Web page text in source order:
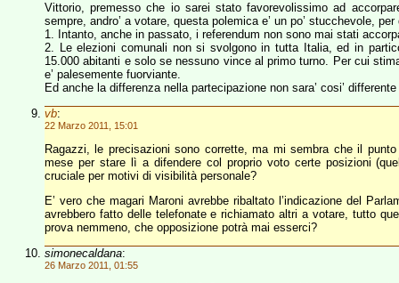
Vittorio, premesso che io sarei stato favorevolissimo ad
sempre, andro’ a votare, questa polemica e’ un po’ stucchevole,
1. Intanto, anche in passato, i referendum non sono mai stati
2. Le elezioni comunali non si svolgono in tutta Italia, ed in
15.000 abitanti e solo se nessuno vince al primo turno. Per cui
e’ palesemente fuorviante.
Ed anche la differenza nella partecipazione non sara’ cosi’
vb:
22 Marzo 2011, 15:01
Ragazzi, le precisazioni sono corrette, ma mi sembra che il
mese per stare lì a difendere col proprio voto certe posizioni
cruciale per motivi di visibilità personale?
E’ vero che magari Maroni avrebbe ribaltato l’indicazione del
avrebbero fatto delle telefonate e richiamato altri a votare, tutto
prova nemmeno, che opposizione potrà mai esserci?
simonecaldana:
26 Marzo 2011, 01:55